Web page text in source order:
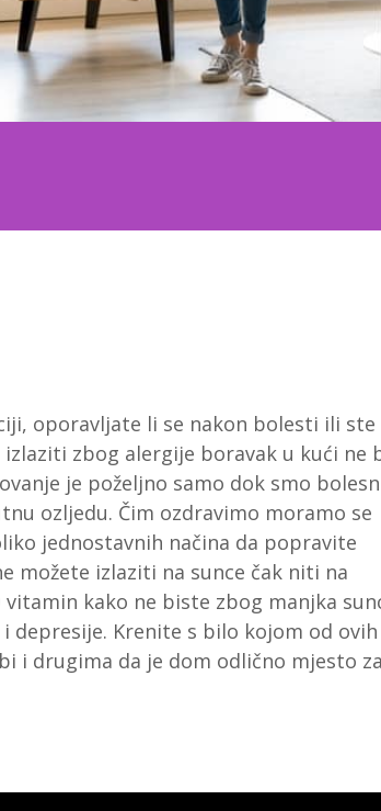
oporavljate li se nakon bolesti ili ste
zbog alergije boravak u kući ne
je poželjno samo dok smo
ozljedu. Čim ozdravimo moramo se
jednostavnih načina da popravite
možete izlaziti na sunce čak niti na
kako ne biste zbog manjka
Krenite s bilo kojom od ovih
i drugima da je dom odlično mjesto za